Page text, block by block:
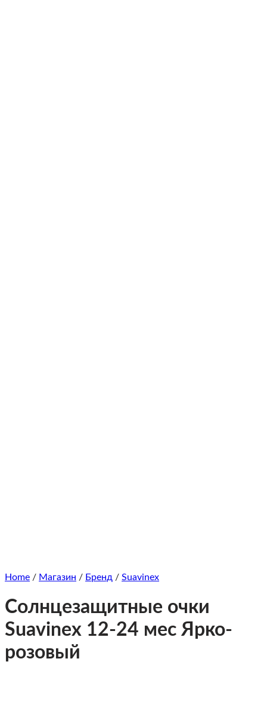
Home / Магазин / Бренд / Suavinex
Солнцезащитные очки
Suavinex 12-24 мес Ярко-
розовый